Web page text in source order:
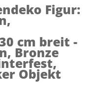
Figur:
cm breit -
Bronze
Objekt